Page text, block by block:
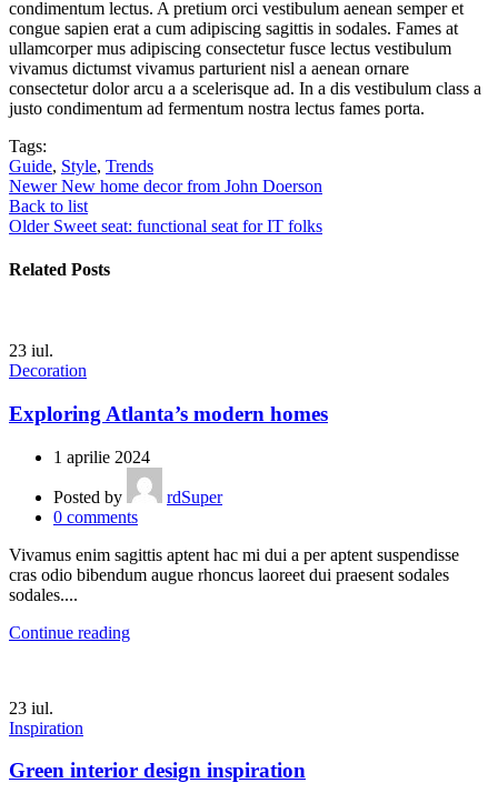
condimentum lectus. A pretium orci vestibulum aenean semper et
congue sapien erat a cum adipiscing sagittis in sodales. Fames at
ullamcorper mus adipiscing consectetur fusce lectus vestibulum
vivamus dictumst vivamus parturient nisl a aenean ornare
consectetur dolor arcu a a scelerisque ad. In a dis vestibulum class a
justo condimentum ad fermentum nostra lectus fames porta.
Tags:
Guide, Style, Trends
Newer New home decor from John Doerson
Back to list
Older Sweet seat: functional seat for IT folks
Related Posts
23 iul.
Decoration
Exploring Atlanta’s modern homes
1 aprilie 2024
Posted by
rdSuper
0 comments
Vivamus enim sagittis aptent hac mi dui a per aptent suspendisse
cras odio bibendum augue rhoncus laoreet dui praesent sodales
sodales....
Continue reading
23 iul.
Inspiration
Green interior design inspiration